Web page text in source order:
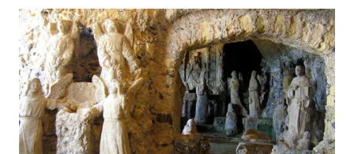
WN
PRIANGAN
TIMUR
WN
SEMARANG